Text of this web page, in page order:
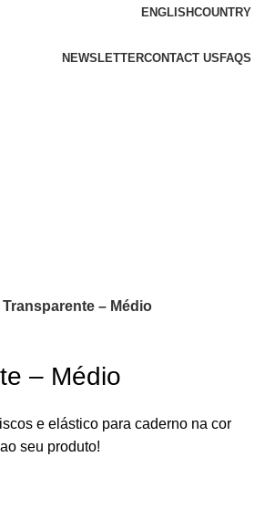
ENGLISHCOUNTRY
NEWSLETTERCONTACT US FAQS
– Médio
– Médio
e elástico para caderno na cor
seu produto!